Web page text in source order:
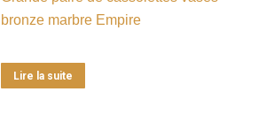
bronze marbre Empire
Lire la suite